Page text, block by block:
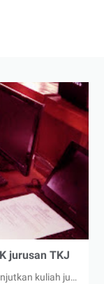
jurusan TKJ
kuliah ju…